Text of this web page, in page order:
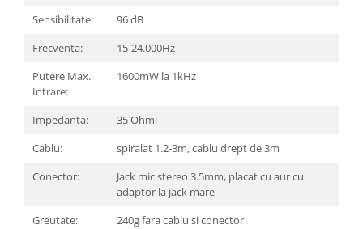
Efecte de lumini
Lasere
Masini de fum si ceata
Mixere DMX
Proiectoare
Scene şi Ring-uri de Dans
Stative si schela lumini
Instrumente Muzicale
Sensibilitate:
96 dB
Frecventa:
15-24.000Hz
Putere Max.
Intrare:
1600mW la 1kHz
Impedanta:
35 Ohmi
Cablu:
spiralat 1.2-3m, cablu drept de 3m
Conector:
Jack mic stereo 3.5mm, placat cu aur cu
adaptor la jack mare
Greutate:
240g fara cablu si conector